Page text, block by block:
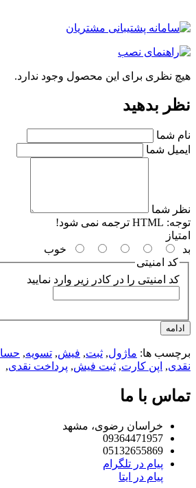
نظری برای این محصول وجود ندارد.
بدهید
شما
شما
شما
HTML ترجمه نمی شود!
خوب
کد امنیتی
کد امنیتی را در کادر زیر وارد نمایید
ها: ماژول ,ثبت,فیش,تسویه,حساب,
,اپن کارت, ثبت فیش,پرداخت نقدی,
با ما
خراسان رضوی، مشهد
09364471957
05132655869
پیام در تلگرام
پیام در ایتا